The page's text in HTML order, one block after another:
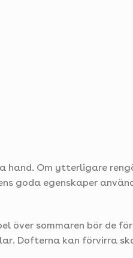
hand. Om ytterligare
goda egenskaper
över sommaren bör de
Dofterna kan förvirra